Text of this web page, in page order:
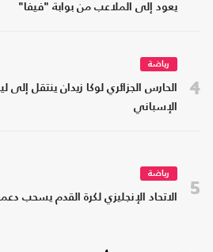
يعود إلى الملاعب من بوابة "فيفا"
4
رياضة
الحارس الجزائري لوكا زيدان ينتقل إلى
الإسباني
5
رياضة
الاتحاد الإنجليزي لكرة القدم يسحب